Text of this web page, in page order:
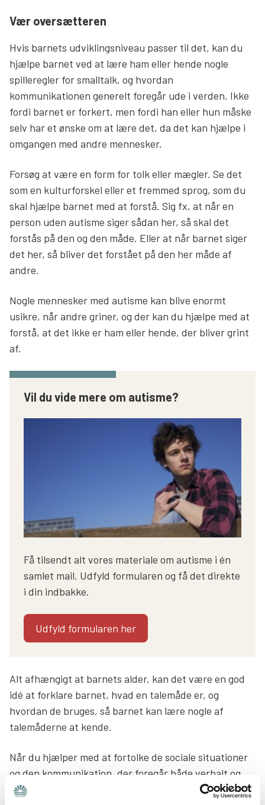
Vær oversætteren
Hvis barnets udviklingsniveau passer til det, kan du
hjælpe barnet ved at lære ham eller hende nogle
spilleregler for smalltalk, og hvordan
kommunikationen generelt foregår ude i verden. Ikke
fordi barnet er forkert, men fordi han eller hun måske
selv har et ønske om at lære det, da det kan hjælpe i
omgangen med andre mennesker.
Forsøg at være en form for tolk eller mægler. Se det
som en kulturforskel eller et fremmed sprog, som du
skal hjælpe barnet med at forstå. Sig fx, at når en
person uden autisme siger sådan her, så skal det
forstås på den og den måde. Eller at når barnet siger
det her, så bliver det forstået på den her måde af
andre.
Nogle mennesker med autisme kan blive enormt
usikre, når andre griner, og der kan du hjælpe med at
forstå, at det ikke er ham eller hende, der bliver grint
af.
Vil du vide mere om autisme?
Få tilsendt alt vores materiale om autisme i én
samlet mail. Udfyld formularen og få det direkte
i din indbakke.
Udfyld formularen her
Alt afhængigt at barnets alder, kan det være en god
idé at forklare barnet, hvad en talemåde er, og
hvordan de bruges, så barnet kan lære nogle af
talemåderne at kende.
Når du hjælper med at fortolke de sociale situationer
og den kommunikation, der foregår både verbalt og
nonverbalt, udvikler barnet sin forståelse for andres